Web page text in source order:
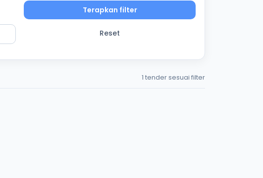
Terapkan filter
Reset
1 tender sesuai filter